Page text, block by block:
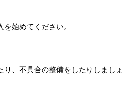
始めてください。
、不具合の整備をしたりしましょ